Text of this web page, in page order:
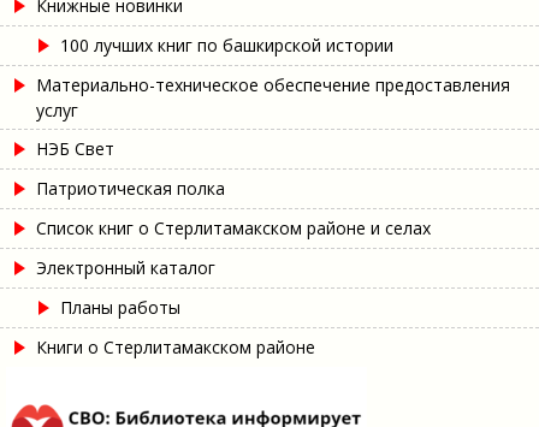
Книжные новинки
100 лучших книг по башкирской истории
Материально-техническое обеспечение предоставления
услуг
НЭБ Свет
Патриотическая полка
Список книг о Стерлитамакском районе и селах
Электронный каталог
Планы работы
Книги о Стерлитамакском районе